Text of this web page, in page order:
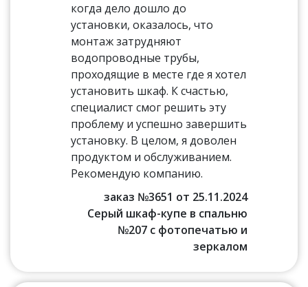
когда дело дошло до
установки, оказалось, что
монтаж затрудняют
водопроводные трубы,
проходящие в месте где я хотел
установить шкаф. К счастью,
специалист смог решить эту
проблему и успешно завершить
установку. В целом, я доволен
продуктом и обслуживанием.
Рекомендую компанию.
заказ №3651 от 25.11.2024
Серый шкаф-купе в спальню
№207 с фотопечатью и
зеркалом